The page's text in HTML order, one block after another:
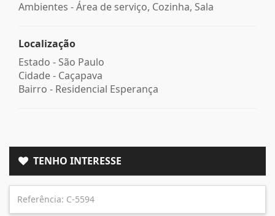
Ambientes - Área de serviço, Cozinha, Sala
Localização
Estado - São Paulo
Cidade - Caçapava
Bairro - Residencial Esperança
TENHO INTERESSE